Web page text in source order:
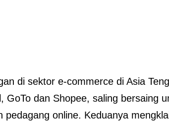
di sektor e-commerce di Asia
GoTo dan Shopee, saling bersaing
pedagang online. Keduanya